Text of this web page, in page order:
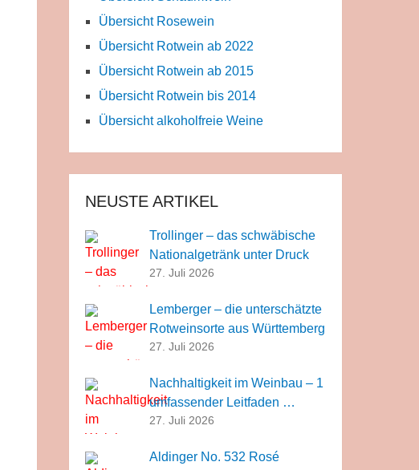
Übersicht Rosewein
Übersicht Rotwein ab 2022
Übersicht Rotwein ab 2015
Übersicht Rotwein bis 2014
Übersicht alkoholfreie Weine
NEUSTE ARTIKEL
Trollinger – das schwäbische
Nationalgetränk unter Druck
27. Juli 2026
Lemberger – die unterschätzte
Rotweinsorte aus Württemberg
27. Juli 2026
Nachhaltigkeit im Weinbau – 1
umfassender Leitfaden …
27. Juli 2026
Aldinger No. 532 Rosé